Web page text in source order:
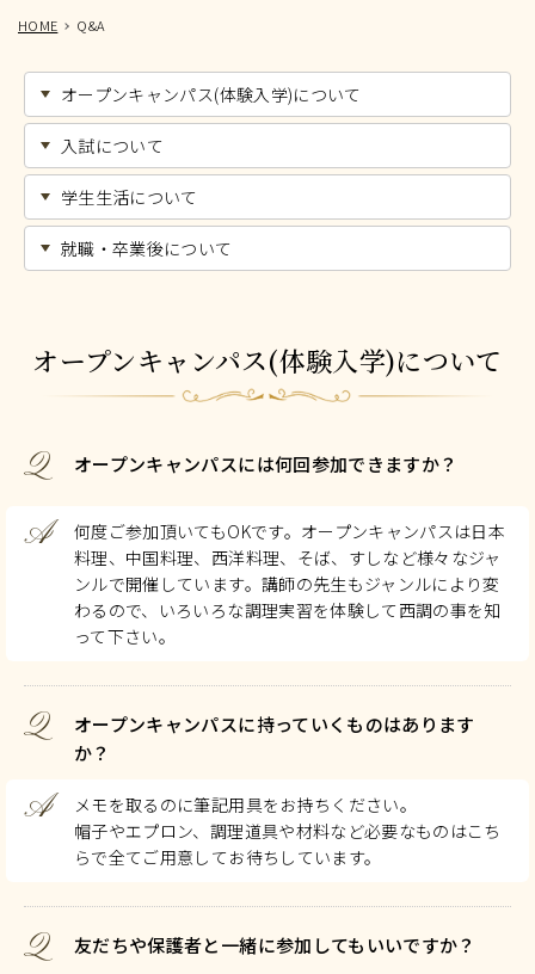
HOME Q&A
オープンキャンパス(体験入学)について
入試について
学生生活について
就職・卒業後について
オープンキャンパス(体験入学)について
Q オープンキャンパスには何回参加できますか？
A
何度ご参加頂いてもOKです。オープンキャンパスは日本
料理、中国料理、西洋料理、そば、すしなど様々なジャ
ンルで開催しています。講師の先生もジャンルにより変
わるので、いろいろな調理実習を体験して西調の事を知
って下さい。
Q
オープンキャンパスに持っていくものはあります
か？
A
メモを取るのに筆記用具をお持ちください。
帽子やエプロン、調理道具や材料など必要なものはこち
らで全てご用意してお待ちしています。
Q 友だちや保護者と一緒に参加してもいいですか？